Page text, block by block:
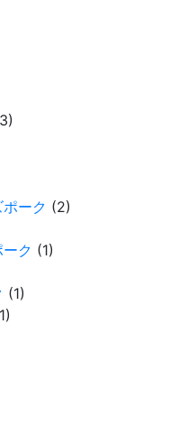
ーク (2)
ク (1)
(1)